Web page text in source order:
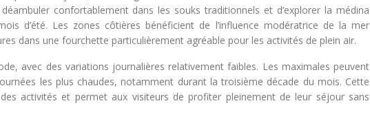
confortablement dans les souks traditionnels et d’explorer la médina
d’été. Les zones côtières bénéficient de l’influence modératrice de la mer
dans une fourchette particulièrement agréable pour les activités de plein air.
avec des variations journalières relativement faibles. Les maximales peuvent
les plus chaudes, notamment durant la troisième décade du mois. Cette
activités et permet aux visiteurs de profiter pleinement de leur séjour sans